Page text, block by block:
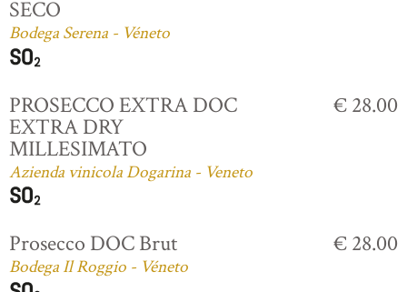
SECO
Bodega Serena - Véneto
PROSECCO EXTRA DOC
EXTRA DRY
MILLESIMATO
Azienda vinicola Dogarina - Veneto
€ 28.00
Prosecco DOC Brut
Bodega Il Roggio - Véneto
€ 28.00